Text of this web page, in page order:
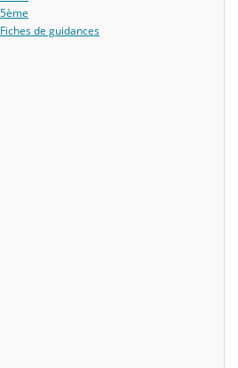
5ème
Fiches de guidances